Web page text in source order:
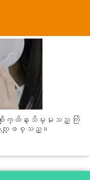
စိုက္ထိန္းသိမ္းမႈသည္ ကြ်
ျဖစ္သည္။